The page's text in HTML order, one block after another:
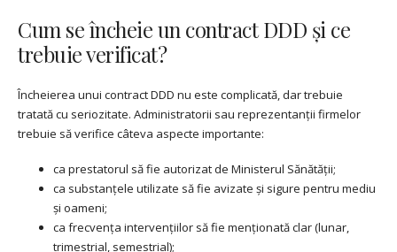
Cum se încheie un contract DDD și ce
trebuie verificat?
Încheierea unui contract DDD nu este complicată, dar trebuie
tratată cu seriozitate. Administratorii sau reprezentanții firmelor
trebuie să verifice câteva aspecte importante:
ca prestatorul să fie autorizat de Ministerul Sănătății;
ca substanțele utilizate să fie avizate și sigure pentru mediu
și oameni;
ca frecvența intervențiilor să fie menționată clar (lunar,
trimestrial, semestrial);